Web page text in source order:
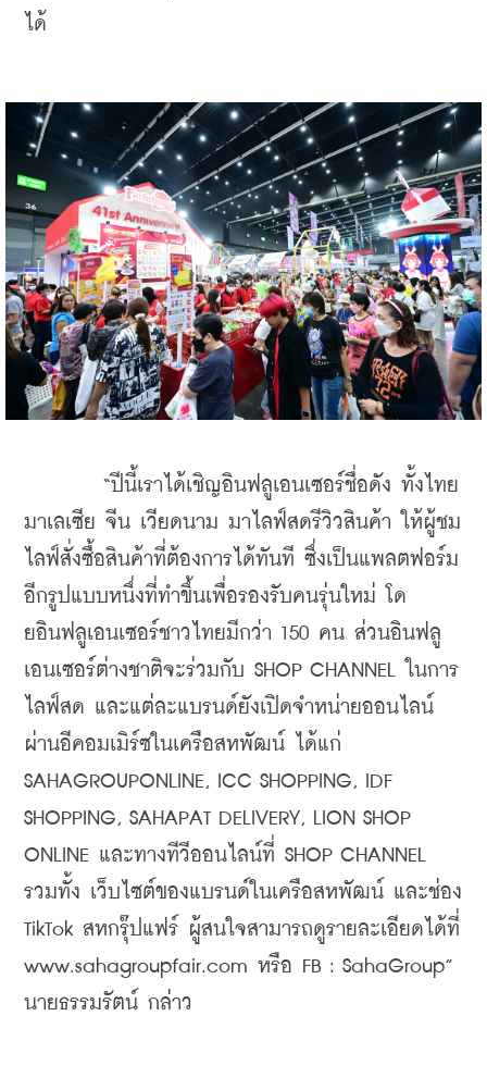
ได้
“ปีนี้เราได้เชิญอินฟลูเอนเซอร์ชื่อดัง ทั้งไทย
มาเลเซีย จีน เวียดนาม มาไลฟ์สดรีวิวสินค้า ให้ผู้ชม
ไลฟ์สั่งซื้อสินค้าที่ต้องการได้ทันที ซึ่งเป็นแพลตฟอร์ม
อีกรูปแบบหนึ่งที่ทำขึ้นเพื่อรองรับคนรุ่นใหม่ โด
ยอินฟลูเอนเซอร์ชาวไทยมีกว่า 150 คน ส่วนอินฟลู
เอนเซอร์ต่างชาติจะร่วมกับ SHOP CHANNEL ในการ
ไลฟ์สด และแต่ละแบรนด์ยังเปิดจำหน่ายออนไลน์
ผ่านอีคอมเมิร์ซในเครือสหพัฒน์ ได้แก่
SAHAGROUPONLINE, ICC SHOPPING, IDF
SHOPPING, SAHAPAT DELIVERY, LION SHOP
ONLINE และทางทีวีออนไลน์ที่ SHOP CHANNEL
รวมทั้ง เว็บไซต์ของแบรนด์ในเครือสหพัฒน์ และช่อง
TikTok สหกรุ๊ปแฟร์ ผู้สนใจสามารถดูรายละเอียดได้ที่
www.sahagroupfair.com หรือ FB : SahaGroup”
นายธรรมรัตน์ กล่าว